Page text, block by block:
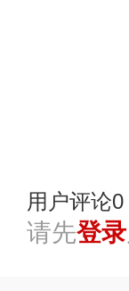
用户评论0
请先登录